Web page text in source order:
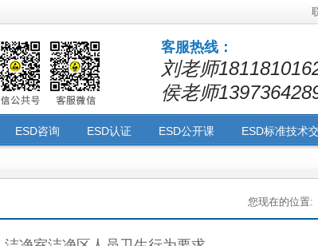
客服热线：
刘老师
侯老师
ESD咨询 ESD认证 ESD公开课 ESD标准技术
您现在的位置: